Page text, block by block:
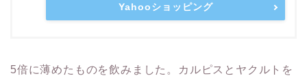
Yahooショッピング
5倍に薄めたものを飲みました。カルピスとヤクルトを